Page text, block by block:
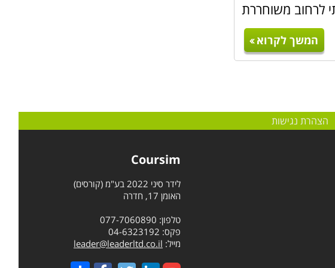
מדיטציהועוד. מעבר
על הרשימה המלאה,
לרחוב משוחררת
המשך לקרוא
הצהרת נגישות
Coursim
לידר סיני 2022 בע"מ (קורסים)
האומן 17, חדרה
טלפון: 077-7060890
פקס: 04-6323192
מייל: leader@leaderltd.co.il